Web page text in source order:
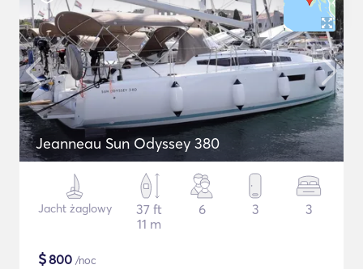
Jeanneau Sun Odyssey 380
Jacht żaglowy
37 ft
11 m
6 3 3
$800 /noc